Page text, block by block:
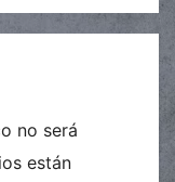
no será
están